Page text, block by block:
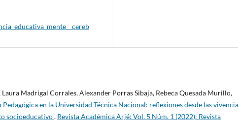
Madrigal Corrales, Alexander Porras Sibaja, Rebeca Quesada Murillo,
en la Universidad Técnica Nacional: reflexiones desde las
socioeducativo, Revista Académica Arjé: Vol. 5 Núm. 1 (2022): Revista